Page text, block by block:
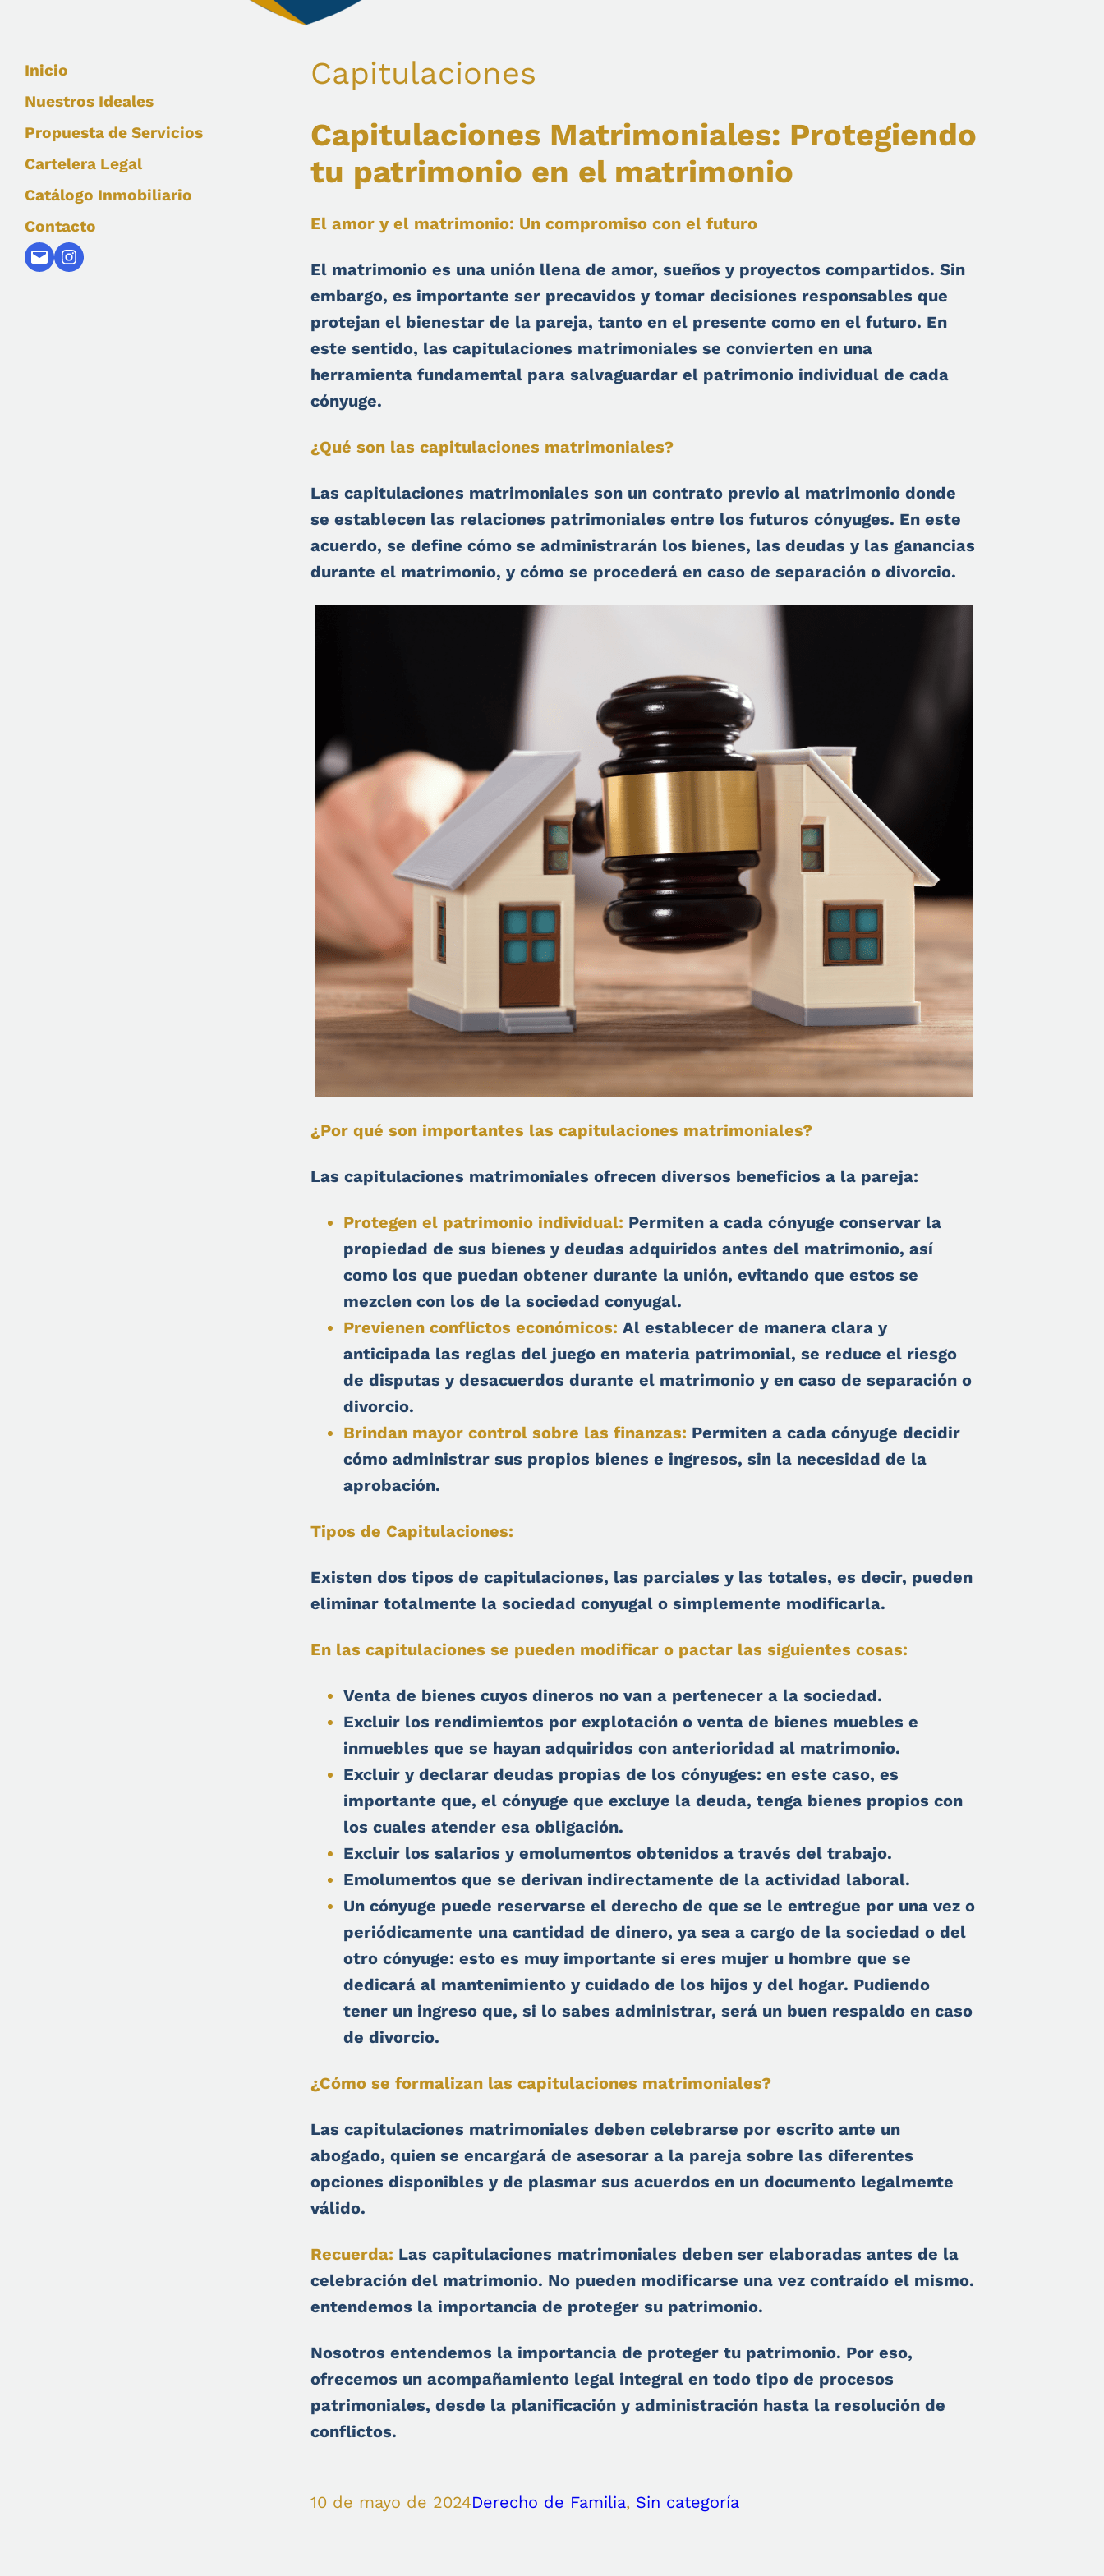
Inicio
Nuestros Ideales
Propuesta de Servicios
Cartelera Legal
Catálogo Inmobiliario
Contacto
Mail Instagram
Capitulaciones
Capitulaciones Matrimoniales: Protegiendo
tu patrimonio en el matrimonio
El amor y el matrimonio: Un compromiso con el futuro
El matrimonio es una unión llena de amor, sueños y proyectos compartidos. Sin
embargo, es importante ser precavidos y tomar decisiones responsables que
protejan el bienestar de la pareja, tanto en el presente como en el futuro. En
este sentido, las capitulaciones matrimoniales se convierten en una
herramienta fundamental para salvaguardar el patrimonio individual de cada
cónyuge.
¿Qué son las capitulaciones matrimoniales?
Las capitulaciones matrimoniales son un contrato previo al matrimonio donde
se establecen las relaciones patrimoniales entre los futuros cónyuges. En este
acuerdo, se define cómo se administrarán los bienes, las deudas y las ganancias
durante el matrimonio, y cómo se procederá en caso de separación o divorcio.
¿Por qué son importantes las capitulaciones matrimoniales?
Las capitulaciones matrimoniales ofrecen diversos beneficios a la pareja:
Protegen el patrimonio individual: Permiten a cada cónyuge conservar la
propiedad de sus bienes y deudas adquiridos antes del matrimonio, así
como los que puedan obtener durante la unión, evitando que estos se
mezclen con los de la sociedad conyugal.
Previenen conflictos económicos: Al establecer de manera clara y
anticipada las reglas del juego en materia patrimonial, se reduce el riesgo
de disputas y desacuerdos durante el matrimonio y en caso de separación o
divorcio.
Brindan mayor control sobre las finanzas: Permiten a cada cónyuge decidir
cómo administrar sus propios bienes e ingresos, sin la necesidad de la
aprobación.
Tipos de Capitulaciones:
Existen dos tipos de capitulaciones, las parciales y las totales, es decir, pueden
eliminar totalmente la sociedad conyugal o simplemente modificarla.
En las capitulaciones se pueden modificar o pactar las siguientes cosas:
Venta de bienes cuyos dineros no van a pertenecer a la sociedad.
Excluir los rendimientos por explotación o venta de bienes muebles e
inmuebles que se hayan adquiridos con anterioridad al matrimonio.
Excluir y declarar deudas propias de los cónyuges: en este caso, es
importante que, el cónyuge que excluye la deuda, tenga bienes propios con
los cuales atender esa obligación.
Excluir los salarios y emolumentos obtenidos a través del trabajo.
Emolumentos que se derivan indirectamente de la actividad laboral.
Un cónyuge puede reservarse el derecho de que se le entregue por una vez o
periódicamente una cantidad de dinero, ya sea a cargo de la sociedad o del
otro cónyuge: esto es muy importante si eres mujer u hombre que se
dedicará al mantenimiento y cuidado de los hijos y del hogar. Pudiendo
tener un ingreso que, si lo sabes administrar, será un buen respaldo en caso
de divorcio.
¿Cómo se formalizan las capitulaciones matrimoniales?
Las capitulaciones matrimoniales deben celebrarse por escrito ante un
abogado, quien se encargará de asesorar a la pareja sobre las diferentes
opciones disponibles y de plasmar sus acuerdos en un documento legalmente
válido.
Recuerda: Las capitulaciones matrimoniales deben ser elaboradas antes de la
celebración del matrimonio. No pueden modificarse una vez contraído el mismo.
entendemos la importancia de proteger su patrimonio.
Nosotros entendemos la importancia de proteger tu patrimonio. Por eso,
ofrecemos un acompañamiento legal integral en todo tipo de procesos
patrimoniales, desde la planificación y administración hasta la resolución de
conflictos.
10 de mayo de 2024Derecho de Familia, Sin categoría